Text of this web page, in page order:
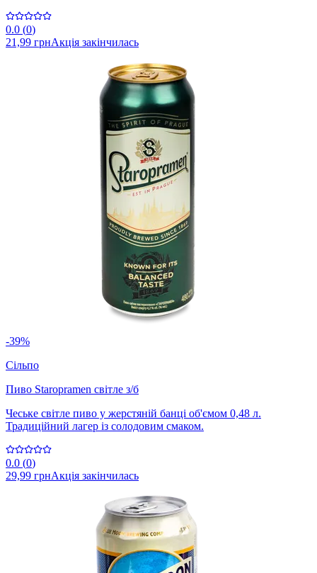
0.0 (0)
21,99 грнАкція закінчилась
-39%
Сільпо
Пиво Staropramen світле з/б
Чеське світле пиво у жерстяній банці об'ємом 0,48 л.
Традиційний лагер із солодовим смаком.
0.0 (0)
29,99 грнАкція закінчилась